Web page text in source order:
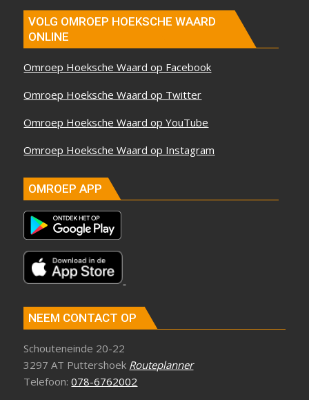
VOLG OMROEP HOEKSCHE WAARD
ONLINE
Omroep Hoeksche Waard op Facebook
Omroep Hoeksche Waard op Twitter
Omroep Hoeksche Waard op YouTube
Omroep Hoeksche Waard op Instagram
OMROEP APP
NEEM CONTACT OP
Schouteneinde 20-22
3297 AT Puttershoek Routeplanner
Telefoon:078-6762002